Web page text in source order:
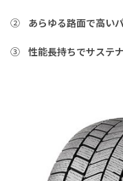
② あらゆる路面で高い
③ 性能長持ちでサステ